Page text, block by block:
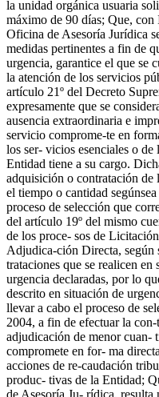
la unidad orgánica usuaria
máximo de 90 días; Que,
Oficina de Asesoría Jurídica
medidas pertinentes a fin de
urgencia, garantice el que se
la atención de los servicios
artículo 21º del Decreto
expresamente que se
ausencia extraordinaria e
servicio comprome-te en
los ser- vicios esenciales o
Entidad tiene a su cargo.
adquisición o contratación de
el tiempo o cantidad
proceso de selección que
del artículo 19º del mismo
de los proce- sos de
Adjudica-ción Directa, según
trataciones que se realicen en
urgencia declaradas, por lo
descrito en situación de
llevar a cabo el proceso de
2004, a fin de efectuar la
adjudicación de menor cuan-
compromete en for- ma
acciones de re-caudación
produc- tivas de la Entidad;